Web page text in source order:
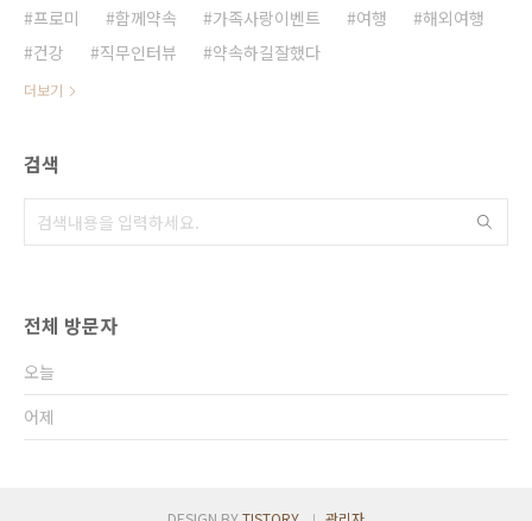
프로미
함께약속 가족사랑이벤트 여행
해외여행
건강
직무인터뷰 약속하길잘했다
더보기
검색
전체 방문자
오늘
어제